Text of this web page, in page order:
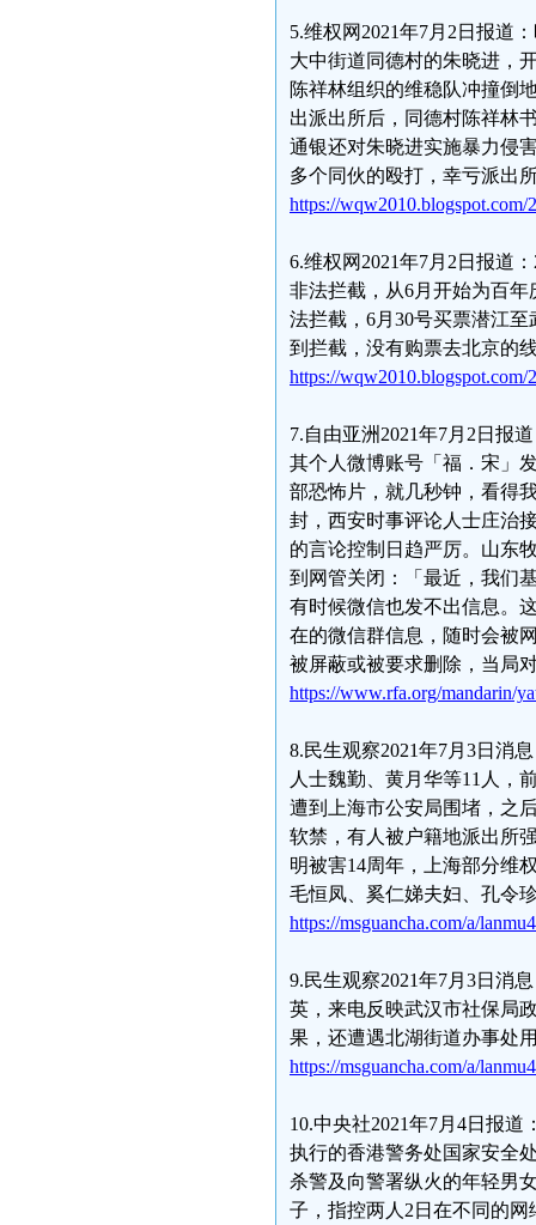
5.维权网2021年7月2日报道
大中街道同德村的朱晓进，
陈祥林组织的维稳队冲撞倒
出派出所后，同德村陈祥林
通银还对朱晓进实施暴力侵
多个同伙的殴打，幸亏派出
https://wqw2010.blogspot.com/
6.维权网2021年7月2日报道
非法拦截，从6月开始为百
法拦截，6月30号买票潜江
到拦截，没有购票去北京的
https://wqw2010.blogspot.com/
7.自由亚洲2021年7月2日报
其个人微博账号「福．宋」
部恐怖片，就几秒钟，看得
封，西安时事评论人士庄治
的言论控制日趋严厉。山东
到网管关闭：「最近，我们
有时候微信也发不出信息。
在的微信群信息，随时会被
被屏蔽或被要求删除，当局
https://www.rfa.org/mandarin/
8.民生观察2021年7月3日消
人士魏勤、黄月华等11人，
遭到上海市公安局围堵，之
软禁，有人被户籍地派出所
明被害14周年，上海部分维
毛恒凤、奚仁娣夫妇、孔令
https://msguancha.com/a/
9.民生观察2021年7月3日消
英，来电反映武汉市社保局
果，还遭遇北湖街道办事处
https://msguancha.com/a/
10.中央社2021年7月4日报
执行的香港警务处国家安全
杀警及向警署纵火的年轻男
子，指控两人2日在不同的